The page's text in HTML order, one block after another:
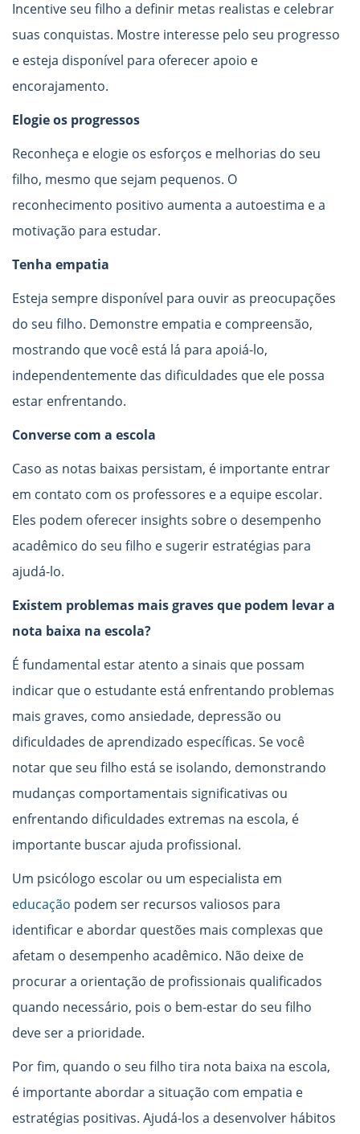
Incentive seu filho a definir metas realistas e celebrar
suas conquistas. Mostre interesse pelo seu progresso
e esteja disponível para oferecer apoio e
encorajamento.
Elogie os progressos
Reconheça e elogie os esforços e melhorias do seu
filho, mesmo que sejam pequenos. O
reconhecimento positivo aumenta a autoestima e a
motivação para estudar.
Tenha empatia
Esteja sempre disponível para ouvir as preocupações
do seu filho. Demonstre empatia e compreensão,
mostrando que você está lá para apoiá-lo,
independentemente das dificuldades que ele possa
estar enfrentando.
Converse com a escola
Caso as notas baixas persistam, é importante entrar
em contato com os professores e a equipe escolar.
Eles podem oferecer insights sobre o desempenho
acadêmico do seu filho e sugerir estratégias para
ajudá-lo.
Existem problemas mais graves que podem levar a
nota baixa na escola?
É fundamental estar atento a sinais que possam
indicar que o estudante está enfrentando problemas
mais graves, como ansiedade, depressão ou
dificuldades de aprendizado específicas. Se você
notar que seu filho está se isolando, demonstrando
mudanças comportamentais significativas ou
enfrentando dificuldades extremas na escola, é
importante buscar ajuda profissional.
Um psicólogo escolar ou um especialista em
educação podem ser recursos valiosos para
identificar e abordar questões mais complexas que
afetam o desempenho acadêmico. Não deixe de
procurar a orientação de profissionais qualificados
quando necessário, pois o bem-estar do seu filho
deve ser a prioridade.
Por fim, quando o seu filho tira nota baixa na escola,
é importante abordar a situação com empatia e
estratégias positivas. Ajudá-los a desenvolver hábitos